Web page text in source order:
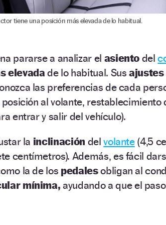
tiene una posición más elevada de lo habitual.
pararse a analizar el asiento del
elevada de lo habitual. Susajustes
las preferencias de cada
al volante, restablecimiento
entrar y salir del vehículo).
la inclinación delvolante(4,5
centímetros). Además, es fácil
la de los pedalesobligan al
mínima,ayudando a que el